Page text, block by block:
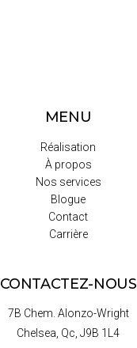
MENU
Réalisation
À propos
Nos services
Blogue
Contact
Carrière
CONTACTEZ-NOUS
7B Chem. Alonzo-Wright
Chelsea, Qc, J9B 1L4